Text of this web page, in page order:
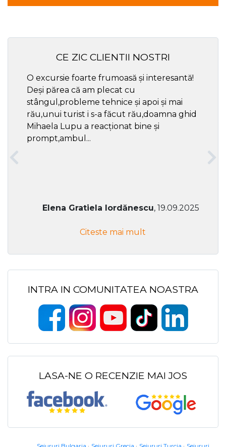
CE ZIC CLIENTII NOSTRI
O excursie foarte frumoasă și interesantă!
Deși părea că am plecat cu
stângul,probleme tehnice și apoi și mai
rău,unui turist i s-a făcut rău,doamna ghid
Mihaela Lupu a reacționat bine și
prompt,ambul...
Elena Gratiela Iordănescu, 19.09.2025
Citeste mai mult
INTRA IN COMUNITATEA NOASTRA
LASA-NE O RECENZIE MAI JOS